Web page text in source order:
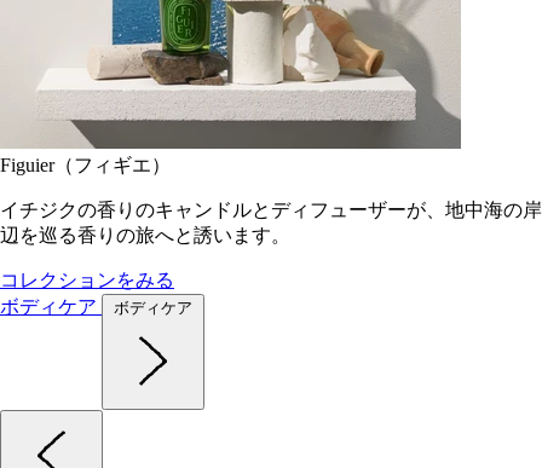
Figuier（フィギエ）
イチジクの香りのキャンドルとディフューザーが、地中海の岸
辺を巡る香りの旅へと誘います。
コレクションをみる
ボディケア
ボディケア